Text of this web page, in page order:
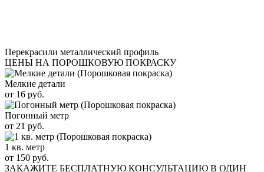
Перекрасили металлический профиль
ЦЕНЫ НА ПОРОШКОВУЮ ПОКРАСКУ
Мелкие детали
от 16 руб.
Погонный метр
от 21 руб.
1 кв. метр
от 150 руб.
ЗАКАЖИТЕ БЕСПЛАТНУЮ КОНСУЛЬТАЦИЮ В ОДИН